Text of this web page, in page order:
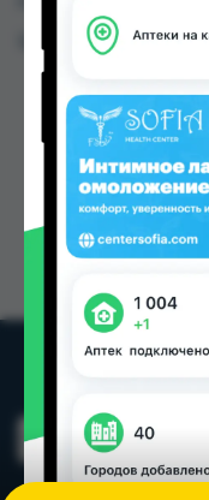
Цена: от20.00 TJS